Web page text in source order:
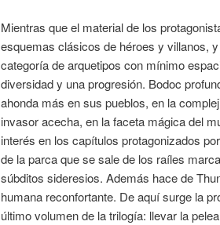
Mientras que el material de los
esquemas clásicos de héroes y villanos,
categoría de arquetipos con mínimo
diversidad y una progresión. Bodoc
ahonda más en sus pueblos, en la
invasor acecha, en la faceta mágica del
interés en los capítulos protagonizados
de la parca que se sale de los raíles
súbditos sideresios. Además hace de
humana reconfortante. De aquí surge la
último volumen de la trilogía: llevar la